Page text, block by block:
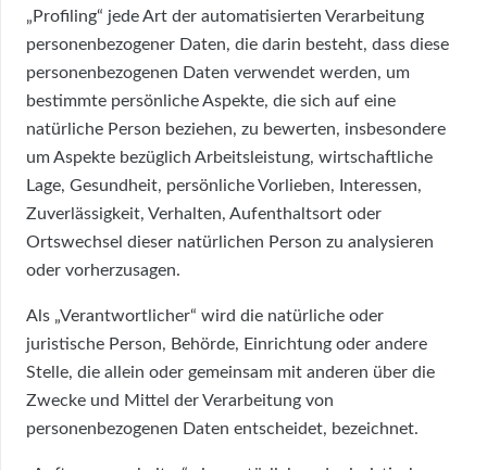
„Profiling“ jede Art der automatisierten Verarbeitung
personenbezogener Daten, die darin besteht, dass diese
personenbezogenen Daten verwendet werden, um
bestimmte persönliche Aspekte, die sich auf eine
natürliche Person beziehen, zu bewerten, insbesondere
um Aspekte bezüglich Arbeitsleistung, wirtschaftliche
Lage, Gesundheit, persönliche Vorlieben, Interessen,
Zuverlässigkeit, Verhalten, Aufenthaltsort oder
Ortswechsel dieser natürlichen Person zu analysieren
oder vorherzusagen.
Als „Verantwortlicher“ wird die natürliche oder
juristische Person, Behörde, Einrichtung oder andere
Stelle, die allein oder gemeinsam mit anderen über die
Zwecke und Mittel der Verarbeitung von
personenbezogenen Daten entscheidet, bezeichnet.